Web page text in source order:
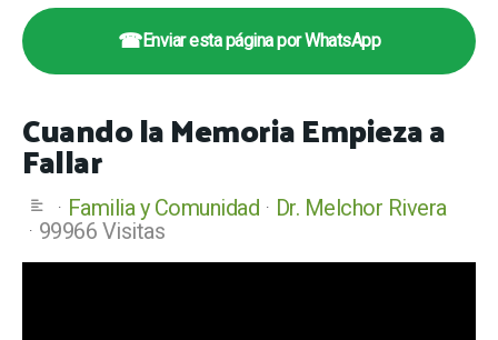
☎Enviar esta página por WhatsApp
Cuando la Memoria Empieza a
Fallar
Familia y Comunidad
Dr. Melchor Rivera
99966 Visitas